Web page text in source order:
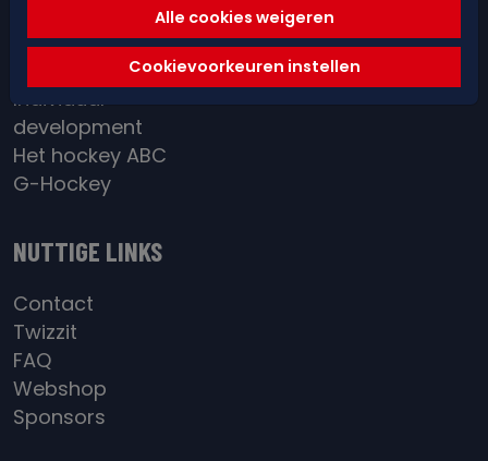
Red&Blue Academy
District / BeGold
Individual
development
Het hockey ABC
G-Hockey
NUTTIGE LINKS
Contact
Twizzit
FAQ
Webshop
Sponsors
Alle cookies weigeren
Cookievoorkeuren instellen